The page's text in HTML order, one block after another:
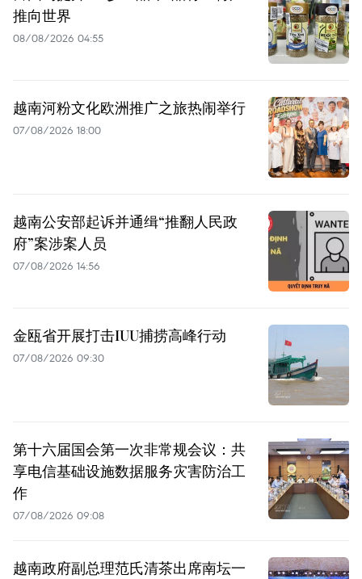
推向世界
08/08/2026 04:55
越南河粉文化欧洲推广之旅热闹举行
07/08/2026 18:00
越南公安部起诉并通缉“推翻人民政
府”案涉案人员
07/08/2026 14:56
金瓯省开展打击IUU捕捞高峰行动
07/08/2026 09:30
第十六届国会第一次非常规会议：共
享电信基础设施数据服务灾害防治工
作
07/08/2026 09:08
越南政府副总理范氏清茶出席南坛一